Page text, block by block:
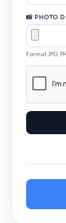
📸 PHOTO
Format JPG,